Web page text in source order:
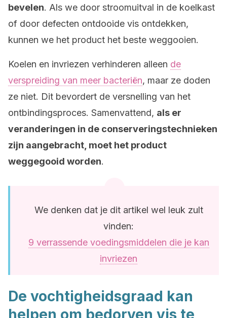
bevelen. Als we door stroomuitval in de koelkast
of door defecten ontdooide vis ontdekken,
kunnen we het product het beste weggooien.
Koelen en invriezen verhinderen alleen de
verspreiding van meer bacteriën, maar ze doden
ze niet. Dit bevordert de versnelling van het
ontbindingsproces. Samenvattend, als er
veranderingen in de conserveringstechnieken
zijn aangebracht, moet het product
weggegooid worden.
We denken dat je dit artikel wel leuk zult
vinden:
9 verrassende voedingsmiddelen die je kan
invriezen
De vochtigheidsgraad kan
helpen om bedorven vis te